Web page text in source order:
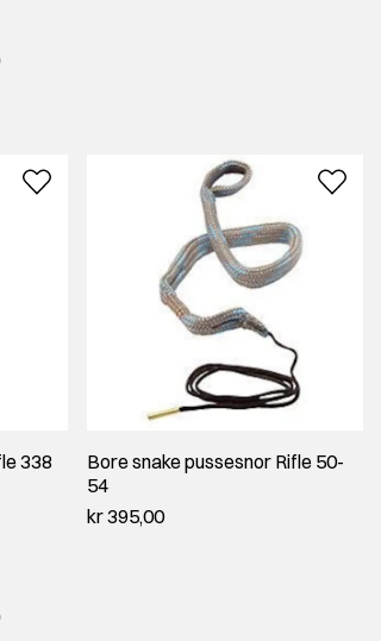
338
Bore snake pussesnor Rifle 50-
54
kr 395,00